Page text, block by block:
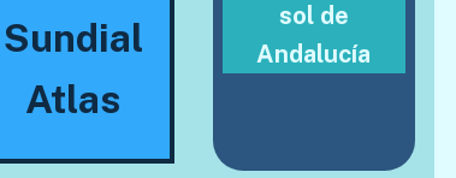
Sundial
Atlas
sol de
Andalucía